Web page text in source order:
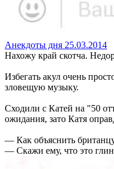
Анекдоты дня 25.03.2014
Нахожу край скотча.
Избегать акул очень
зловещую музыку.
Сходили с Катей на "50
ожидания, зато Катя
— Как объяснить
— Скажи ему, что это